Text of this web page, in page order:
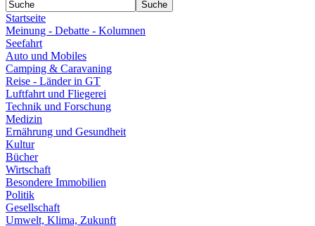
Startseite
Meinung - Debatte - Kolumnen
Seefahrt
Auto und Mobiles
Camping & Caravaning
Reise - Länder in GT
Luftfahrt und Fliegerei
Technik und Forschung
Medizin
Ernährung und Gesundheit
Kultur
Bücher
Wirtschaft
Besondere Immobilien
Politik
Gesellschaft
Umwelt, Klima, Zukunft